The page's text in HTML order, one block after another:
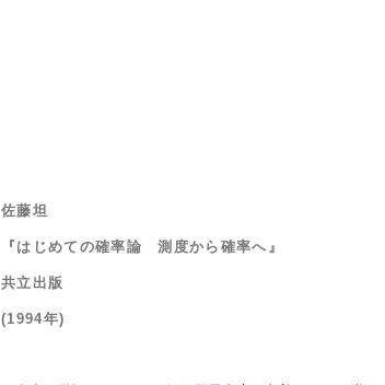
佐藤坦
『はじめての確率論 測度から確率へ』
共立出版
(1994年)